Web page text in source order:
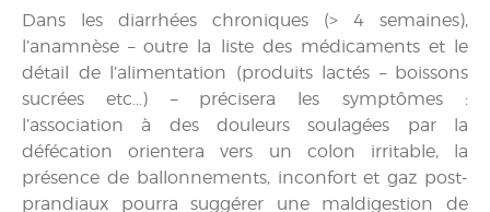
Dans les diarrhées chroniques (> 4 semaines),
l’anamnèse – outre la liste des médicaments et le
détail de l’alimentation (produits lactés – boissons
sucrées etc…) – précisera les symptômes :
l’association à des douleurs soulagées par la
défécation orientera vers un colon irritable, la
présence de ballonnements, inconfort et gaz post-
prandiaux pourra suggérer une maldigestion de